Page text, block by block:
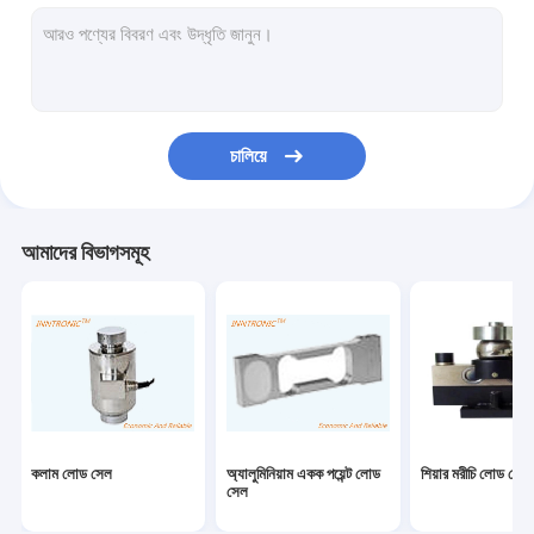
বেলন পরিবাহক স্কেল
স্ট্যাটিক চার্জিং সরঞ্জাম
টিআইজে ইঙ্কজেট প্রিন্টার
চালিয়ে
আমাদের বিভাগসমূহ
কলাম লোড সেল
অ্যালুমিনিয়াম একক পয়েন্ট লোড
সেল
শিয়ার মরীচি লোড সেল